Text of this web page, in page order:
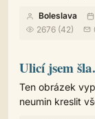
Boleslava
2676 (42)
Ulicí jsem
Ten obrázek
neumin kreslit